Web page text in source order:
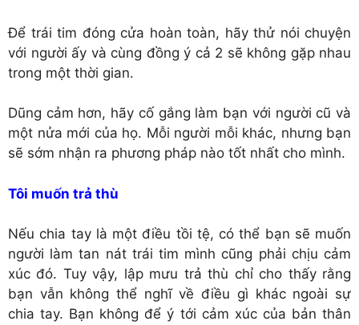
Để trái tim đóng cửa hoàn toàn, hãy thử nói chuyện
với người ấy và cùng đồng ý cả 2 sẽ không gặp nhau
trong một thời gian.
Dũng cảm hơn, hãy cố gắng làm bạn với người cũ và
một nửa mới của họ. Mỗi người mỗi khác, nhưng bạn
sẽ sớm nhận ra phương pháp nào tốt nhất cho mình.
Tôi muốn trả thù
Nếu chia tay là một điều tồi tệ, có thể bạn sẽ muốn
người làm tan nát trái tim mình cũng phải chịu cảm
xúc đó. Tuy vậy, lập mưu trả thù chỉ cho thấy rằng
bạn vẫn không thể nghĩ về điều gì khác ngoài sự
chia tay. Bạn không để ý tới cảm xúc của bản thân